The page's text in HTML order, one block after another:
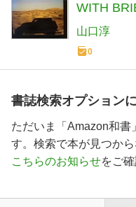
WITH
山口淳
0
書誌検索オプション
ただいま「Amazon和書
す。検索で本が見つか
こちらのお知らせをご